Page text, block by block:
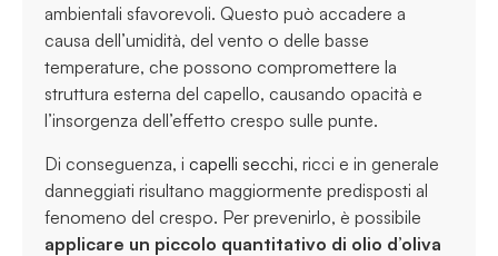
ambientali sfavorevoli. Questo può accadere a
causa dell’umidità, del vento o delle basse
temperature, che possono compromettere la
struttura esterna del capello, causando opacità e
l’insorgenza dell’effetto crespo sulle punte.
Di conseguenza, i capelli secchi, ricci e in generale
danneggiati risultano maggiormente predisposti al
fenomeno del crespo. Per prevenirlo, è possibile
applicare un piccolo quantitativo di olio d’oliva